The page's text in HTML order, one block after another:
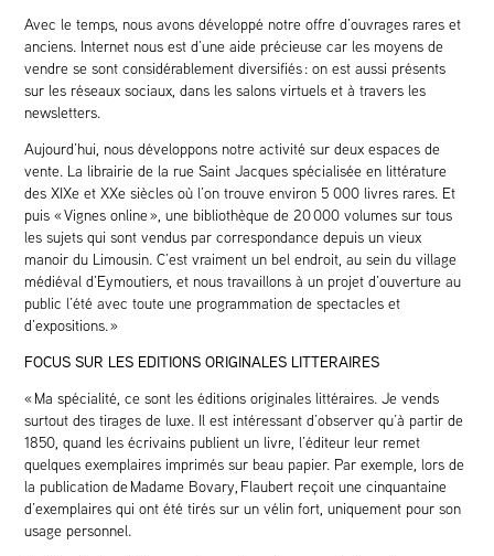
Avec le temps, nous avons développé notre offre d’ouvrages rares et
anciens. Internet nous est d’une aide précieuse car les moyens de
vendre se sont considérablement diversifiés : on est aussi présents
sur les réseaux sociaux, dans les salons virtuels et à travers les
newsletters.
Aujourd’hui, nous développons notre activité sur deux espaces de
vente. La librairie de la rue Saint Jacques spécialisée en littérature
des XIXe et XXe siècles où l’on trouve environ 5 000 livres rares. Et
puis « Vignes online », une bibliothèque de 20 000 volumes sur tous
les sujets qui sont vendus par correspondance depuis un vieux
manoir du Limousin. C’est vraiment un bel endroit, au sein du village
médiéval d’Eymoutiers, et nous travaillons à un projet d’ouverture au
public l’été avec toute une programmation de spectacles et
d’expositions. »
FOCUS SUR LES EDITIONS ORIGINALES LITTERAIRES
« Ma spécialité, ce sont les éditions originales littéraires. Je vends
surtout des tirages de luxe. Il est intéressant d’observer qu’à partir de
1850, quand les écrivains publient un livre, l’éditeur leur remet
quelques exemplaires imprimés sur beau papier. Par exemple, lors de
la publication de Madame Bovary, Flaubert reçoit une cinquantaine
d’exemplaires qui ont été tirés sur un vélin fort, uniquement pour son
usage personnel.